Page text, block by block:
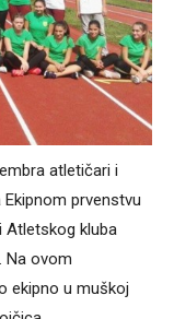
atletičari i
prvenstvu
Atletskog kluba
Na ovom
ekipno u muškoj